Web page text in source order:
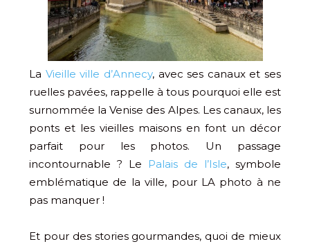
La Vieille ville d’Annecy, avec ses canaux et ses
ruelles pavées, rappelle à tous pourquoi elle est
surnommée la Venise des Alpes. Les canaux, les
ponts et les vieilles maisons en font un décor
parfait pour les photos. Un passage
incontournable ? Le
Palais de l’Isle, symbole
emblématique de la ville, pour LA photo à ne
pas manquer !
Et pour des stories gourmandes, quoi de mieux